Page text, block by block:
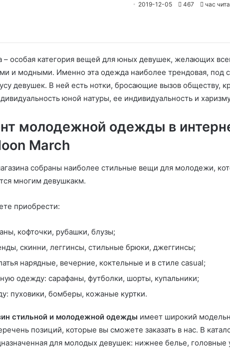
2019-12-05 467 час
особая категория вещей для юных девушек, желающих
и модными. Именно эта одежда наиболее трендовая, под
девушек. В ней есть нотки, бросающие вызов обществу,
юной натуры, ее индивидуальность и
молодежной одежды в
March
собраны наиболее стильные вещи для молодежи,
многим девушкакм.
приобрести:
кофточки, рубашки, блузы;
скинни, леггинсы, стильные брюки, джеггинсы;
нарядные, вечерние, коктельные и в стиле casual;
одежду: сарафаны, футболки, шорты, купальники;
пуховики, бомберы, кожаные куртки.
стильной и молодежной одежды имеет широкий
позиций, которые вы сможете заказать в нас. В
для молодых девушек: нижнее белье, головные